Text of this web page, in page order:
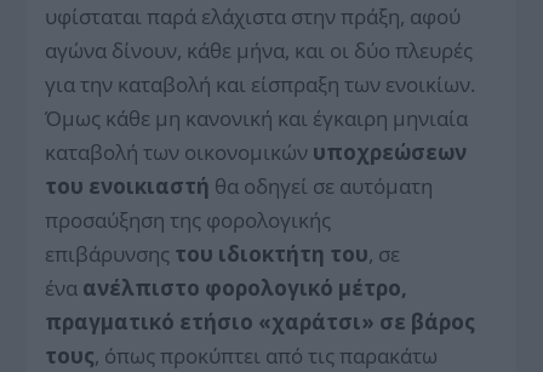
υφίσταται παρά ελάχιστα στην πράξη, αφού
αγώνα δίνουν, κάθε μήνα, και οι δύο πλευρές
για την καταβολή και είσπραξη των ενοικίων.
Όμως κάθε μη κανονική και έγκαιρη μηνιαία
καταβολή των οικονομικών υποχρεώσεων
του ενοικιαστή θα οδηγεί σε αυτόματη
προσαύξηση της φορολογικής
επιβάρυνσης του ιδιοκτήτη του, σε
ένα ανέλπιστο φορολογικό μέτρο,
πραγματικό ετήσιο «χαράτσι» σε βάρος
τους, όπως προκύπτει από τις παρακάτω